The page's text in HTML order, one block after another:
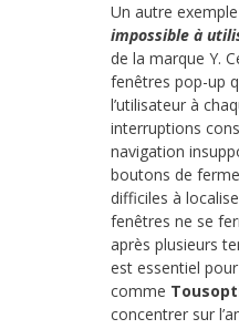
Un autre exemple
impossible à
de la marque Y.
fenêtres pop-up
l’utilisateur à
interruptions
navigation
boutons de
difficiles à
fenêtres ne se
après plusieurs
est essentiel
comme
concentrer sur